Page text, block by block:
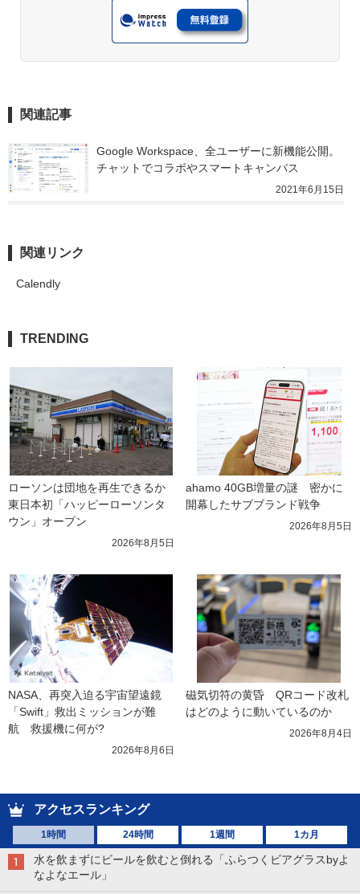
関連記事
Google Workspace、全ユーザーに新機能公開。
チャットでコラボやスマートキャンバス
2021年6月15日
関連リンク
Calendly
TRENDING
ローソンは団地を再生できるか
東日本初「ハッピーローソンタ
ウン」オープン
2026年8月5日
ahamo 40GB増量の謎　密かに
開幕したサブブランド戦争
2026年8月5日
NASA、再突入迫る宇宙望遠鏡
「Swift」救出ミッションが難
航　救援機に何が?
2026年8月6日
磁気切符の黄昏　QRコード改札
はどのように動いているのか
2026年8月4日
アクセスランキング
1時間 24時間 1週間 1カ月
水を飲まずにビールを飲むと倒れる「ふらつくビアグラスbyよ
なよなエール」